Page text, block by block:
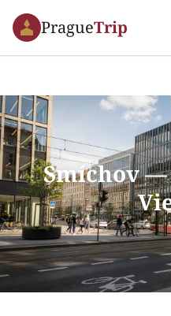
PragueTrip
Smíchov —